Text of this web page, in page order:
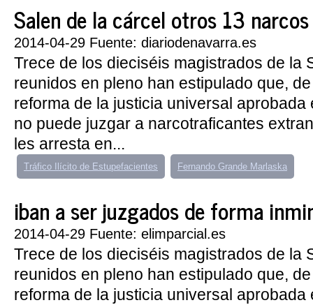
Salen de la cárcel otros 13
2014-04-29 Fuente: diariodenavarra.es
Trece de los dieciséis magistrados de la
reunidos en pleno han estipulado que,
reforma de la justicia universal aprobada
no puede juzgar a narcotraficantes
les arresta en...
Tráfico Ilícito de Estupefacientes Fernando Grande Marlaska
iban a ser juzgados de forma
2014-04-29 Fuente: elimparcial.es
Trece de los dieciséis magistrados de la
reunidos en pleno han estipulado que,
reforma de la justicia universal aprobada